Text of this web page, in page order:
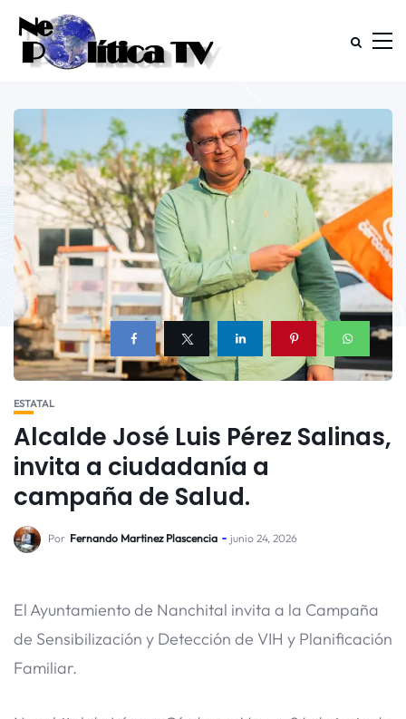
ESTATAL
Alcalde José Luis Pérez Salinas,
invita a ciudadanía a
campaña de Salud.
Por Fernando Martinez Plascencia junio 24, 2026
​El Ayuntamiento de Nanchital invita a la Campaña
de Sensibilización y Detección de VIH y Planificación
Familiar.